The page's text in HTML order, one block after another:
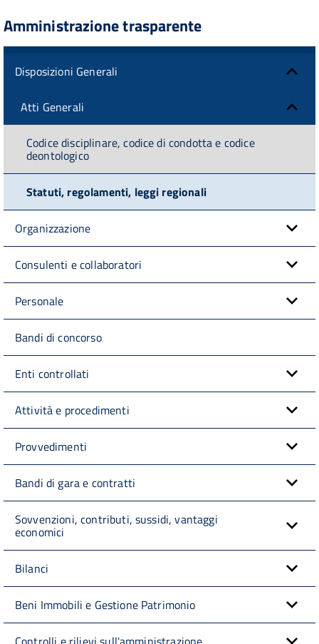
Amministrazione trasparente
Disposizioni Generali
Atti Generali
Codice disciplinare, codice di condotta e codice
deontologico
Statuti, regolamenti, leggi regionali
Organizzazione
Consulenti e collaboratori
Personale
Bandi di concorso
Enti controllati
Attività e procedimenti
Provvedimenti
Bandi di gara e contratti
Sovvenzioni, contributi, sussidi, vantaggi
economici
Bilanci
Beni Immobili e Gestione Patrimonio